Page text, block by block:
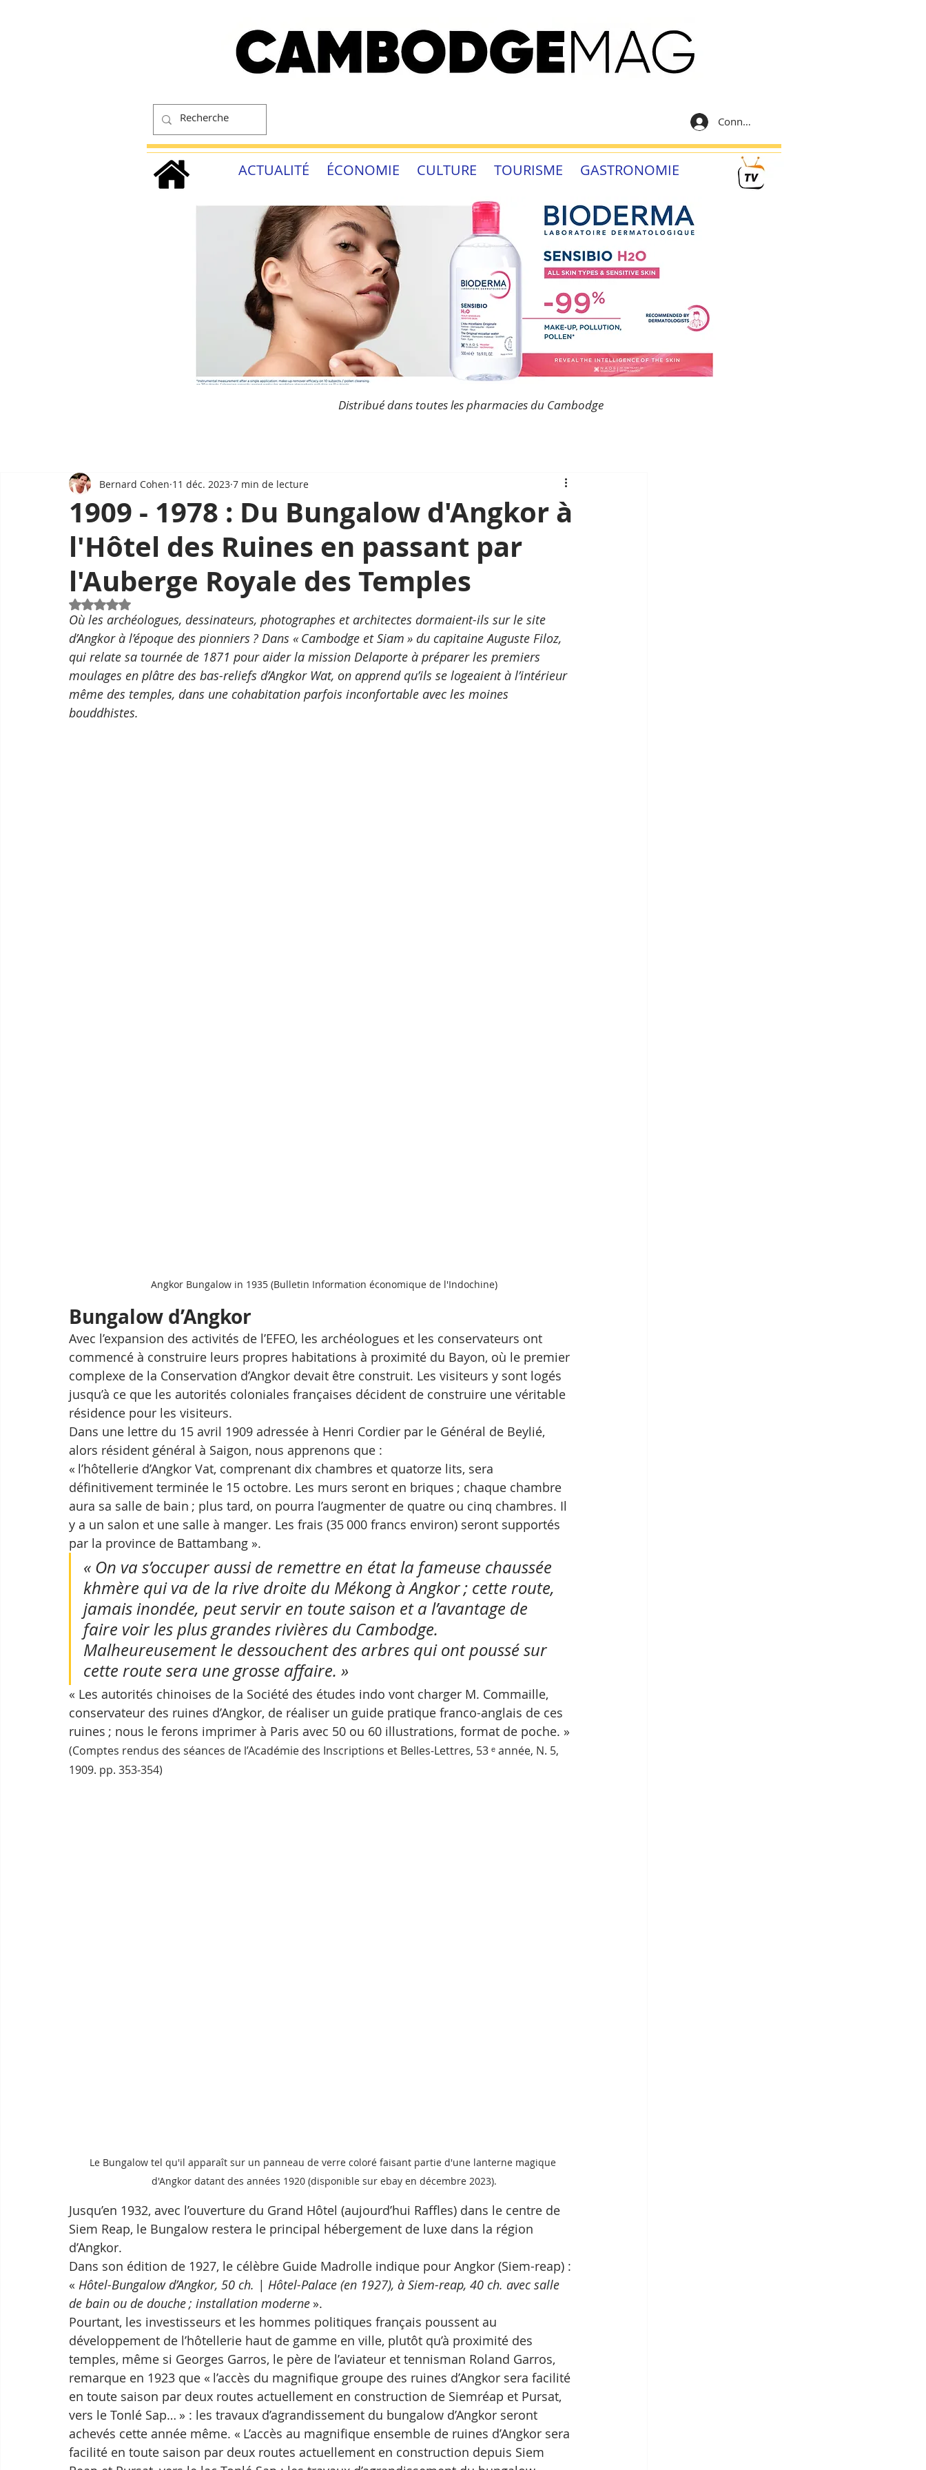
Connexion
ACTUALITÉ ÉCONOMIE CULTURE TOURISME GASTRONOMIE
Distribué dans toutes les pharmacies du Cambodge
1909 - 1978 : Du Bungalow d'Angkor à
l'Hôtel des Ruines en passant par
l'Auberge Royale des Temples
Bernard Cohen 11 déc. 2023 7 min de lecture
Noté NaN étoiles sur 5.
Où les archéologues, dessinateurs, photographes et architectes dormaient-ils sur le site
d’Angkor à l’époque des pionniers ? Dans « Cambodge et Siam » du capitaine Auguste Filoz,
qui relate sa tournée de 1871 pour aider la mission Delaporte à préparer les premiers
moulages en plâtre des bas-reliefs d’Angkor Wat, on apprend qu’ils se logeaient à l’intérieur
même des temples, dans une cohabitation parfois inconfortable avec les moines
bouddhistes.
Angkor Bungalow in 1935 (Bulletin Information économique de l'Indochine)
Bungalow d’Angkor
Avec l’expansion des activités de l’EFEO, les archéologues et les conservateurs ont
commencé à construire leurs propres habitations à proximité du Bayon, où le premier
complexe de la Conservation d’Angkor devait être construit. Les visiteurs y sont logés
jusqu’à ce que les autorités coloniales françaises décident de construire une véritable
résidence pour les visiteurs.
Dans une lettre du 15 avril 1909 adressée à Henri Cordier par le Général de Beylié,
alors résident général à Saigon, nous apprenons que :
« l’hôtellerie d’Angkor Vat, comprenant dix chambres et quatorze lits, sera
définitivement terminée le 15 octobre. Les murs seront en briques ; chaque chambre
aura sa salle de bain ; plus tard, on pourra l’augmenter de quatre ou cinq chambres. Il
y a un salon et une salle à manger. Les frais (35 000 francs environ) seront supportés
par la province de Battambang ».
« On va s’occuper aussi de remettre en état la fameuse chaussée
khmère qui va de la rive droite du Mékong à Angkor ; cette route,
jamais inondée, peut servir en toute saison et a l’avantage de
faire voir les plus grandes rivières du Cambodge.
Malheureusement le dessouchent des arbres qui ont poussé sur
cette route sera une grosse affaire. »
« Les autorités chinoises de la Société des études indo vont charger M. Commaille,
conservateur des ruines d’Angkor, de réaliser un guide pratique franco-anglais de ces
ruines ; nous le ferons imprimer à Paris avec 50 ou 60 illustrations, format de poche. »
(Comptes rendus des séances de l’Académie des Inscriptions et Belles-Lettres, 53 ᵉ année, N. 5,
1909. pp. 353-354)
Le Bungalow tel qu'il apparaît sur un panneau de verre coloré faisant partie d'une lanterne magique
d'Angkor datant des années 1920 (disponible sur ebay en décembre 2023).
Jusqu’en 1932, avec l’ouverture du Grand Hôtel (aujourd’hui Raffles) dans le centre de
Siem Reap, le Bungalow restera le principal hébergement de luxe dans la région
d’Angkor.
Dans son édition de 1927, le célèbre Guide Madrolle indique pour Angkor (Siem-reap) :
« Hôtel-Bungalow d’Angkor, 50 ch. | Hôtel-Palace (en 1927), à Siem-reap, 40 ch. avec salle
de bain ou de douche ; installation moderne ».
Pourtant, les investisseurs et les hommes politiques français poussent au
développement de l’hôtellerie haut de gamme en ville, plutôt qu’à proximité des
temples, même si Georges Garros, le père de l’aviateur et tennisman Roland Garros,
remarque en 1923 que « l’accès du magnifique groupe des ruines d’Angkor sera facilité
en toute saison par deux routes actuellement en construction de Siemréap et Pursat,
vers le Tonlé Sap… » : les travaux d’agrandissement du bungalow d’Angkor seront
achevés cette année même. « L’accès au magnifique ensemble de ruines d’Angkor sera
facilité en toute saison par deux routes actuellement en construction depuis Siem